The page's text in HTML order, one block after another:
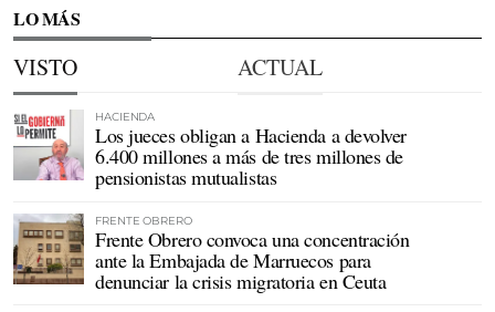
LO MÁS
VISTO ACTUAL
HACIENDA
Los jueces obligan a Hacienda a devolver
6.400 millones a más de tres millones de
pensionistas mutualistas
FRENTE OBRERO
Frente Obrero convoca una concentración
ante la Embajada de Marruecos para
denunciar la crisis migratoria en Ceuta